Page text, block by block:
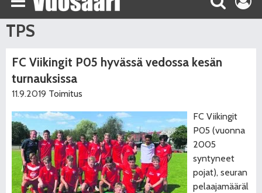
TPS
FC Viikingit P05 hyvässä vedossa kesän
turnauksissa
11.9.2019 Toimitus
FC Viikingit
P05 (vuonna
2005
syntyneet
pojat), seuran
pelaajamääräl